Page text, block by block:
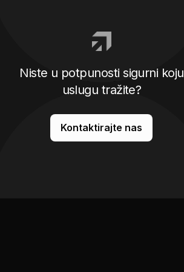
Niste u potpunosti sigurni koju
uslugu tražite?
Kontaktirajte nas